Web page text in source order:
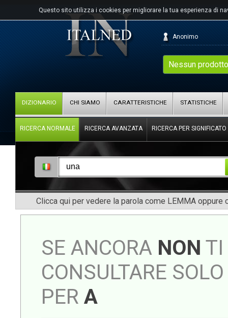
Questo sito utilizza i cookies per migliorare la tua esperienza di
Nessun
Anonimo
DIZIONARIO CHI SIAMO CARATTERISTICHE STATISTICHE
RICERCA NORMALE RICERCA AVANZATA RICERCA PER SIGNIFICATO
Clicca qui per vedere la parola come LEMMA oppure
SE ANCORA NON TI
CONSULTARE
PER A